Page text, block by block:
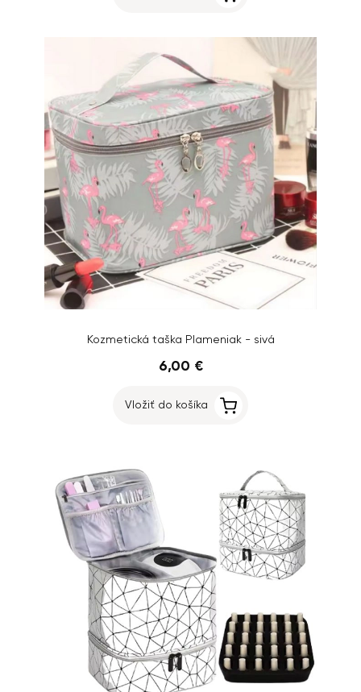
Kozmetická taška Plameniak - sivá
6,00 €
Vložiť do košíka